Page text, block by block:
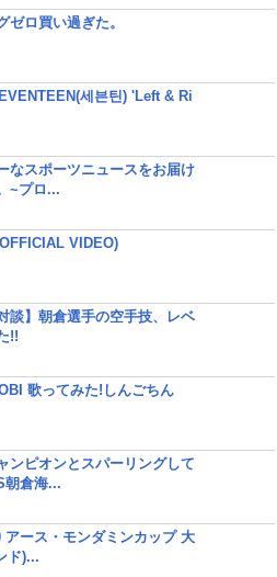
ゼロ買い過ぎた。
세븐틴) 'Left & Ri
なスポーツニュースをお届け
~プロ...
VIDEO)
談】朝倉選手の空手技、レベ
!!
歌ってみた!しんごちん
ンピオンとスパーリングして
朝倉海...
アース・モンダミンカップ 大
ド)...